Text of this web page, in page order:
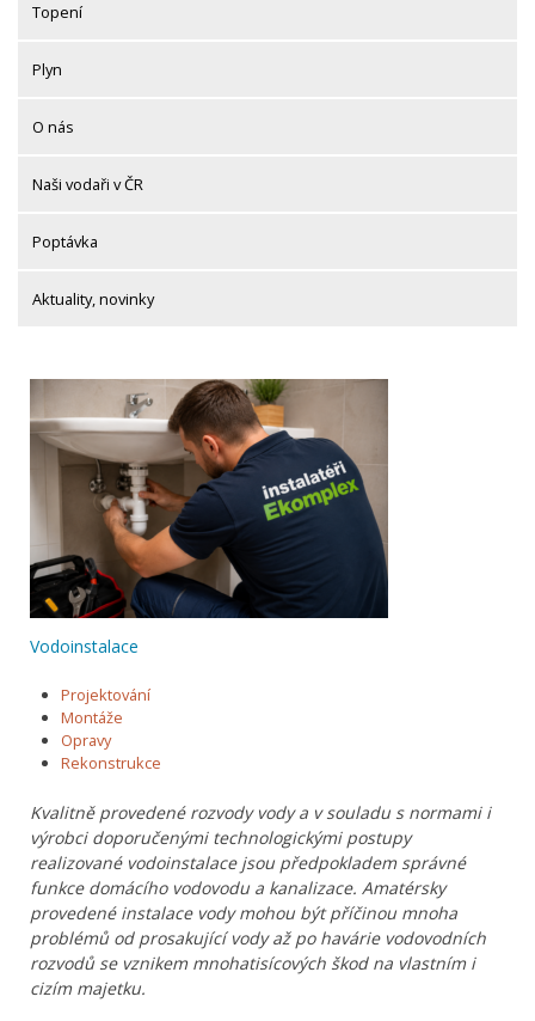
Topení
Plyn
O nás
Naši vodaři v ČR
Poptávka
Aktuality, novinky
Vodoinstalace
Projektování
Montáže
Opravy
Rekonstrukce
Kvalitně provedené rozvody vody a v souladu s normami i
výrobci doporučenými technologickými postupy
realizované vodoinstalace jsou předpokladem správné
funkce domácího vodovodu a kanalizace. Amatérsky
provedené instalace vody mohou být příčinou mnoha
problémů od prosakující vody až po havárie vodovodních
rozvodů se vznikem mnohatisícových škod na vlastním i
cizím majetku.